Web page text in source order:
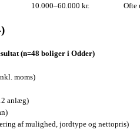
10.000–60.000 kr. Ofte
(n=48 boliger i Odder)
moms)
anlæg)
af mulighed, jordtype og nettopris)